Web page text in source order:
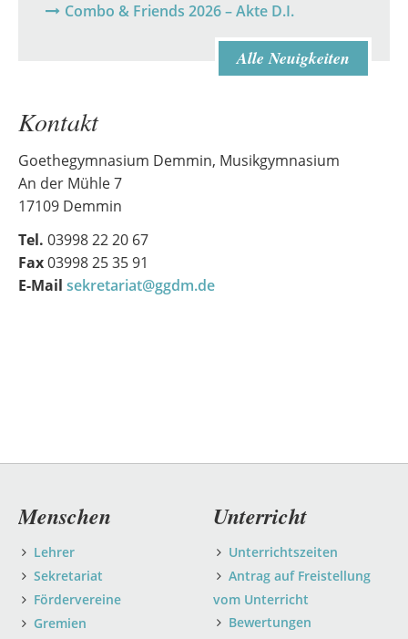
Combo & Friends 2026 – Akte D.I.
Alle Neuigkeiten
Kontakt
Goethegymnasium Demmin, Musikgymnasium
An der Mühle 7
17109 Demmin
Tel. 03998 22 20 67
Fax03998 25 35 91
E-Mail sekretariat@ggdm.de
Navigation
Menschen
Lehrer
Sekretariat
Fördervereine
Gremien
Unterricht
Unterrichtszeiten
Antrag auf Freistellung
vom Unterricht
Bewertungen